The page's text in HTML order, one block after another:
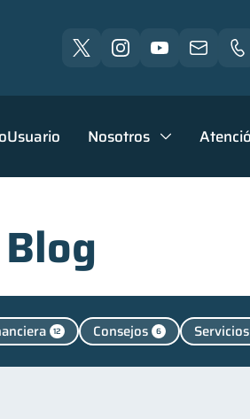
Nosotros
Blog
12 Consejos 6 Servicios